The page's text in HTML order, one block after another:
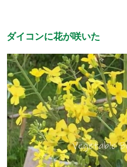
ダイコンに花が咲いた